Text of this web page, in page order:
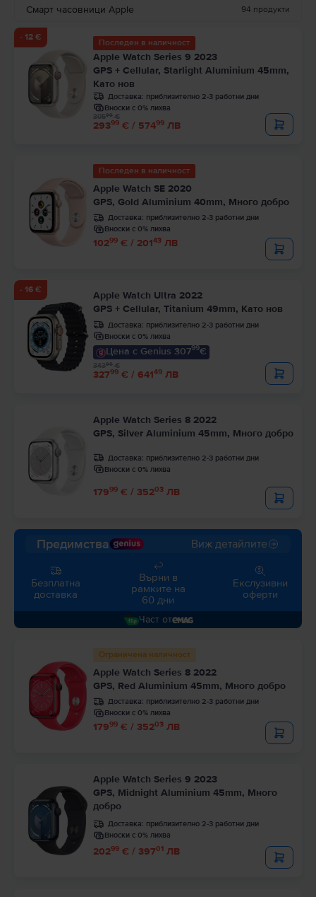
Смарт часовници Apple 94 продукти
- 12 €
Последен в наличност
Apple Watch Series 9 2023
GPS + Cellular, Starlight Aluminium 45mm,
Като нов
Доставка: приблизително 2-3 работни дни
Вноски с 0% лихва
29399 € / 57499 ЛВ
30599€
Последен в наличност
Apple Watch SE 2020
GPS, Gold Aluminium 40mm, Много добро
Доставка: приблизително 2-3 работни дни
Вноски с 0% лихва
10299 € / 20143 ЛВ
- 16 €
Apple Watch Ultra 2022
GPS + Cellular, Titanium 49mm, Като нов
Доставка: приблизително 2-3 работни дни
Вноски с 0% лихва
Цена с Genius 30799€
32799 € / 64149 ЛВ
34399€
Apple Watch Series 8 2022
GPS, Silver Aluminium 45mm, Много добро
Доставка: приблизително 2-3 работни дни
Вноски с 0% лихва
17999 € / 35203 ЛВ
Предимства Виж детайлите
Безплатна
доставка
Върни в
рамките на
60 дни
Екслузивни
оферти
Част от
Ограничена наличност
Apple Watch Series 8 2022
GPS, Red Aluminium 45mm, Много добро
Доставка: приблизително 2-3 работни дни
Вноски с 0% лихва
17999 € / 35203 ЛВ
Apple Watch Series 9 2023
GPS, Midnight Aluminium 45mm, Много
добро
Доставка: приблизително 2-3 работни дни
Вноски с 0% лихва
20299 € / 39701 ЛВ